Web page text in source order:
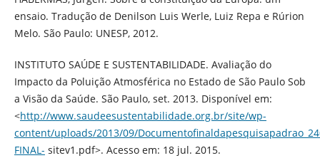
ensaio. Tradução de Denilson Luis Werle, Luiz Repa e Rúrion
Melo. São Paulo: UNESP, 2012.
INSTITUTO SAÚDE E SUSTENTABILIDADE. Avaliação do
Impacto da Poluição Atmosférica no Estado de São Paulo Sob
a Visão da Saúde. São Paulo, set. 2013. Disponível em:
<http://www.saudeesustentabilidade.org.br/site/wp-
content/uploads/2013/09/
FINAL- sitev1.pdf>. Acesso em: 18 jul. 2015.